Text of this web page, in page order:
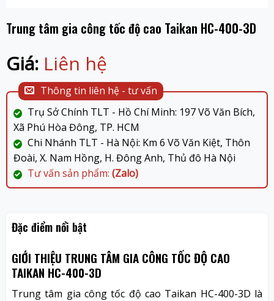
Trung tâm gia công tốc độ cao Taikan HC-400-3D
Giá:Liên hệ
Thông tin liên hệ - tư vấn
Trụ Sở Chính TLT - Hồ Chí Minh: 197 Võ Văn Bích,
Xã Phú Hòa Đông, TP. HCM
Chi Nhánh TLT - Hà Nội: Km 6 Võ Văn Kiệt, Thôn
Đoài, X. Nam Hồng, H. Đông Anh, Thủ đô Hà Nội
Tư vấn sản phẩm: (Zalo)
Đặc điểm nổi bật
GIỚI THIỆU TRUNG TÂM GIA CÔNG TỐC ĐỘ CAO
TAIKAN HC-400-3D
Trung tâm gia công tốc độ cao Taikan HC-400-3D là